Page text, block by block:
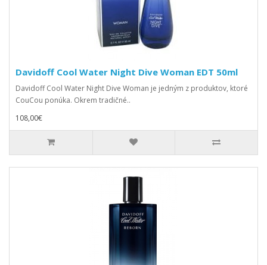
Davidoff Cool Water Night Dive Woman EDT 50ml
Davidoff Cool Water Night Dive Woman je jedným z produktov, ktoré
CouCou ponúka. Okrem tradičné..
108,00€